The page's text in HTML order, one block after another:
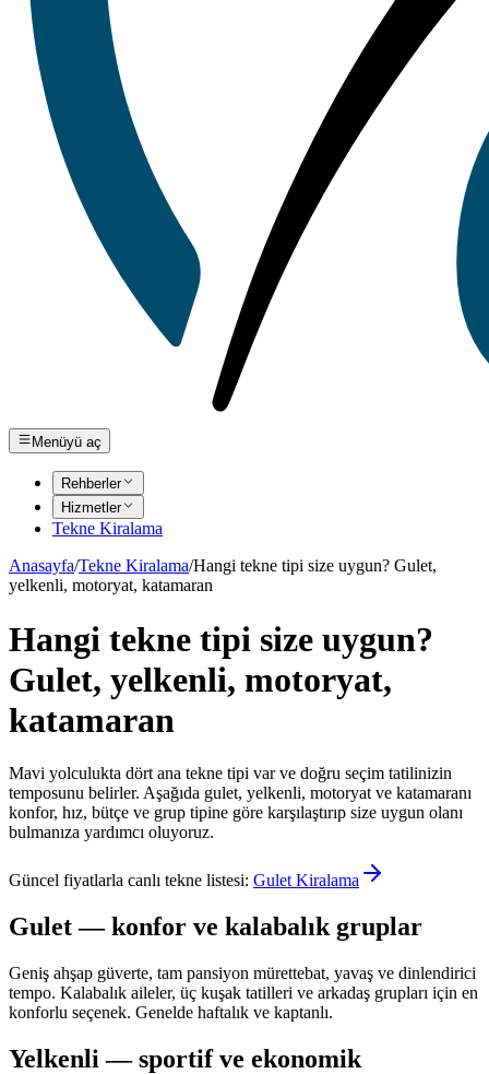
Menüyü aç
Rehberler
Hizmetler
Tekne Kiralama
Anasayfa/Tekne Kiralama/Hangi tekne tipi size uygun? Gulet,
yelkenli, motoryat, katamaran
Hangi tekne tipi size uygun?
Gulet, yelkenli, motoryat,
katamaran
Mavi yolculukta dört ana tekne tipi var ve doğru seçim tatilinizin
temposunu belirler. Aşağıda gulet, yelkenli, motoryat ve katamaranı
konfor, hız, bütçe ve grup tipine göre karşılaştırıp size uygun olanı
bulmanıza yardımcı oluyoruz.
Güncel fiyatlarla canlı tekne listesi: Gulet Kiralama
Gulet — konfor ve kalabalık gruplar
Geniş ahşap güverte, tam pansiyon mürettebat, yavaş ve dinlendirici
tempo. Kalabalık aileler, üç kuşak tatilleri ve arkadaş grupları için en
konforlu seçenek. Genelde haftalık ve kaptanlı.
Yelkenli — sportif ve ekonomik